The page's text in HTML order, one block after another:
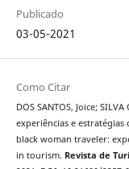
Publicado
03-05-2021
Como Citar
DOS SANTOS, Joice;
experiências e
black woman traveler:
in tourism. Revista de